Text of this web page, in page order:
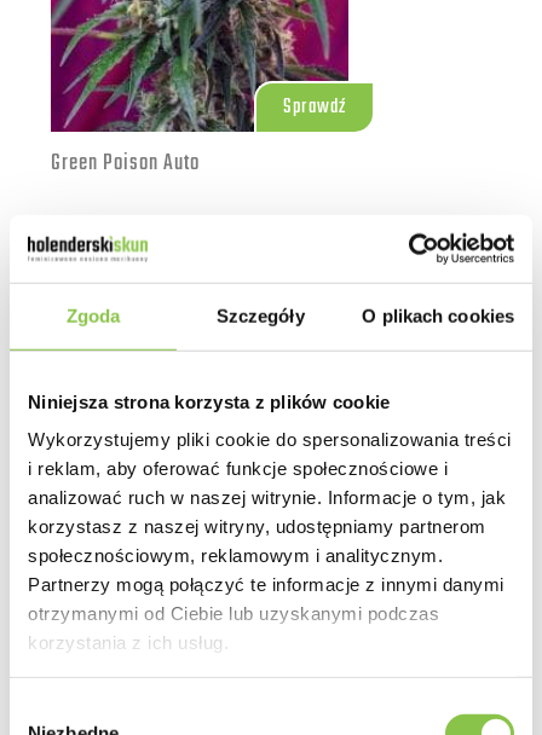
Zgoda Szczegóły O plikach cookies
Niniejsza strona korzysta z plików cookie
Wykorzystujemy pliki cookie do spersonalizowania treści
i reklam, aby oferować funkcje społecznościowe i
analizować ruch w naszej witrynie. Informacje o tym, jak
korzystasz z naszej witryny, udostępniamy partnerom
społecznościowym, reklamowym i analitycznym.
Partnerzy mogą połączyć te informacje z innymi danymi
otrzymanymi od Ciebie lub uzyskanymi podczas
korzystania z ich usług.
Sprawdź
Green Poison Auto
Sweet Seeds
126.00 zł 3+1 szt.
207.00 zł 5+2 szt.
450.00 zł 25 szt.